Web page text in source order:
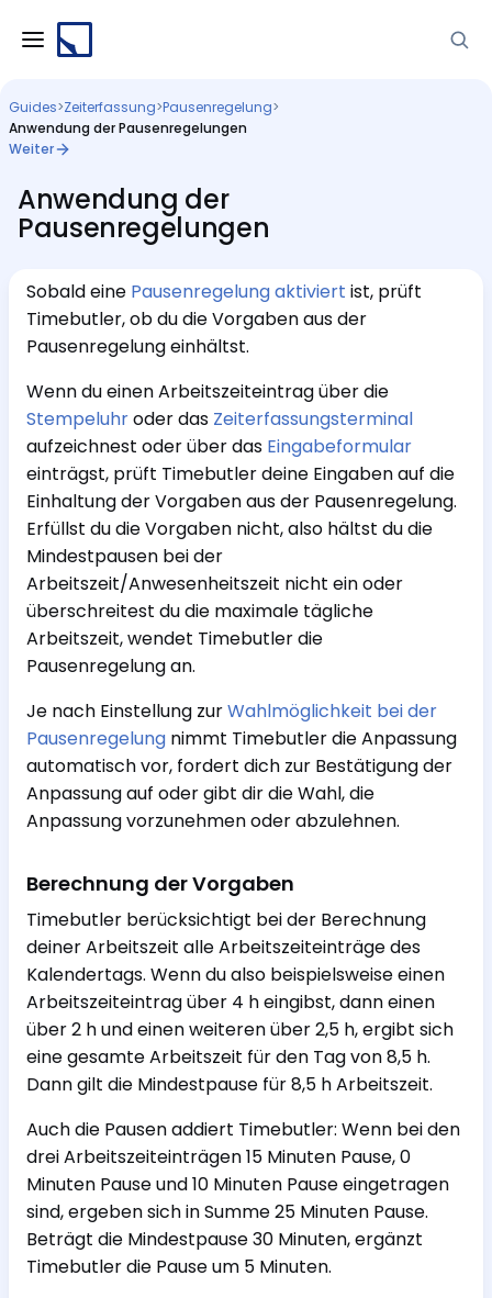
Guides>Zeiterfassung>Pausenregelung>
Anwendung der Pausenregelungen
Weiter
Anwendung der
Pausenregelungen
Sobald eine Pausenregelung aktiviert ist, prüft
Timebutler, ob du die Vorgaben aus der
Pausenregelung einhältst.
Wenn du einen Arbeitszeiteintrag über die
Stempeluhroder das Zeiterfassungsterminal
aufzeichnest oder über das Eingabeformular
einträgst, prüft Timebutler deine Eingaben auf die
Einhaltung der Vorgaben aus der Pausenregelung.
Erfüllst du die Vorgaben nicht, also hältst du die
Mindestpausen bei der
Arbeitszeit/Anwesenheitszeit nicht ein oder
überschreitest du die maximale tägliche
Arbeitszeit, wendet Timebutler die
Pausenregelung an.
Je nach Einstellung zurWahlmöglichkeit bei der
Pausenregelung nimmt Timebutler die Anpassung
automatisch vor, fordert dich zur Bestätigung der
Anpassung auf oder gibt dir die Wahl, die
Anpassung vorzunehmen oder abzulehnen.
Berechnung der Vorgaben
Timebutler berücksichtigt bei der Berechnung
deiner Arbeitszeit alle Arbeitszeiteinträge des
Kalendertags. Wenn du also beispielsweise einen
Arbeitszeiteintrag über 4 h eingibst, dann einen
über 2 h und einen weiteren über 2,5 h, ergibt sich
eine gesamte Arbeitszeit für den Tag von 8,5 h.
Dann gilt die Mindestpause für 8,5 h Arbeitszeit.
Auch die Pausen addiert Timebutler: Wenn bei den
drei Arbeitszeiteinträgen 15 Minuten Pause, 0
Minuten Pause und 10 Minuten Pause eingetragen
sind, ergeben sich in Summe 25 Minuten Pause.
Beträgt die Mindestpause 30 Minuten, ergänzt
Timebutler die Pause um 5 Minuten.